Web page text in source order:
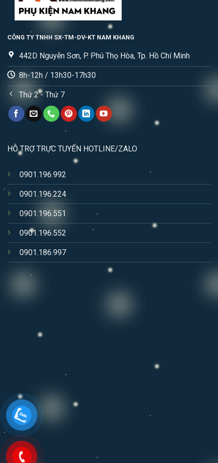
CÔNG TY TNHH SX-TM-DV-KT NAM KHANG
442D Nguyễn Sơn, P. Phú Thọ Hòa, Tp. Hồ Chí Minh
8h-12h / 13h30-17h30
Thứ 2 - Thứ 7
HỖ TRỢ TRỰC TUYẾN HOTLINE/ZALO
0901.196.992
0901.196.224
0901.196.551
0901.196.552
0901.186.997